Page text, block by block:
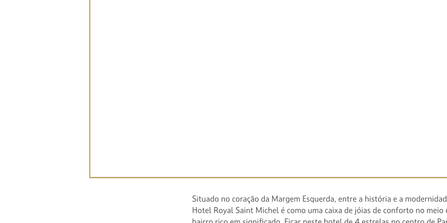
Situado no coração da Margem Esquerda, entre a história e a
Hotel Royal Saint Michel é como uma caixa de jóias de conforto no meio